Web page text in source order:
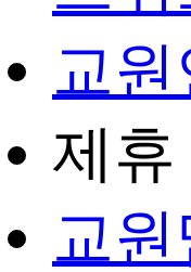
교
제휴
교